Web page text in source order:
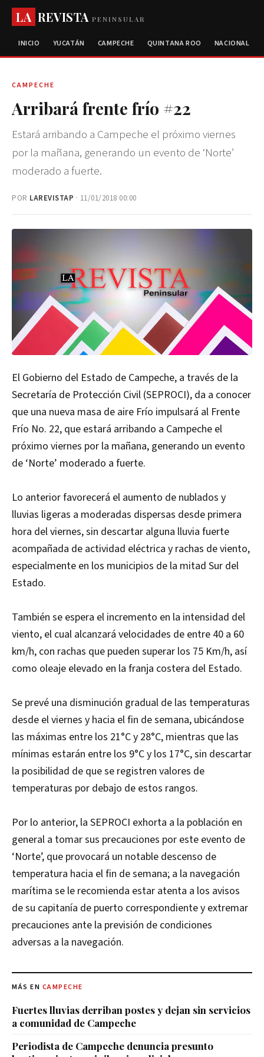
LA REVISTAPENINSULAR
INICIO YUCATÁN CAMPECHE QUINTANA ROO NACIONAL
CAMPECHE
Arribará frente frío #22
Estará arribando a Campeche el próximo viernes
por la mañana, generando un evento de ‘Norte’
moderado a fuerte.
POR LAREVISTAP · 11/01/2018 00:00
El Gobierno del Estado de Campeche, a través de la
Secretaría de Protección Civil (SEPROCI), da a conocer
que una nueva masa de aire Frío impulsará al Frente
Frío No. 22, que estará arribando a Campeche el
próximo viernes por la mañana, generando un evento
de ‘Norte’ moderado a fuerte.
Lo anterior favorecerá el aumento de nublados y
lluvias ligeras a moderadas dispersas desde primera
hora del viernes, sin descartar alguna lluvia fuerte
acompañada de actividad eléctrica y rachas de viento,
especialmente en los municipios de la mitad Sur del
Estado.
También se espera el incremento en la intensidad del
viento, el cual alcanzará velocidades de entre 40 a 60
km/h, con rachas que pueden superar los 75 Km/h, así
como oleaje elevado en la franja costera del Estado.
Se prevé una disminución gradual de las temperaturas
desde el viernes y hacia el fin de semana, ubicándose
las máximas entre los 21°C y 28°C, mientras que las
mínimas estarán entre los 9°C y los 17°C, sin descartar
la posibilidad de que se registren valores de
temperaturas por debajo de estos rangos.
Por lo anterior, la SEPROCI exhorta a la población en
general a tomar sus precauciones por este evento de
‘Norte’, que provocará un notable descenso de
temperatura hacia el fin de semana; a la navegación
marítima se le recomienda estar atenta a los avisos
de su capitanía de puerto correspondiente y extremar
precauciones ante la previsión de condiciones
adversas a la navegación.
MÁS EN CAMPECHE
Fuertes lluvias derriban postes y dejan sin servicios
a comunidad de Campeche
Periodista de Campeche denuncia presunto